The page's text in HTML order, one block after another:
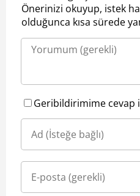
Önerinizi okuyup, istek
olduğunca kısa sürede
Geribildirimime cevap